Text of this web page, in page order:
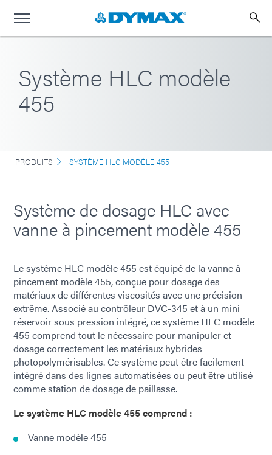
Système HLC modèle
455
PRODUITS SYSTÈME HLC MODÈLE 455
Système de dosage HLC avec
vanne à pincement modèle 455
Le système HLC modèle 455 est équipé de la vanne à
pincement modèle 455, conçue pour dosage des
matériaux de différentes viscosités avec une précision
extrême. Associé au contrôleur DVC-345 et à un mini
réservoir sous pression intégré, ce système HLC modèle
455 comprend tout le nécessaire pour manipuler et
dosage correctement les matériaux hybrides
photopolymérisables. Ce système peut être facilement
intégré dans des lignes automatisées ou peut être utilisé
comme station de dosage de paillasse.
Le système HLC modèle 455 comprend :
Vanne modèle 455